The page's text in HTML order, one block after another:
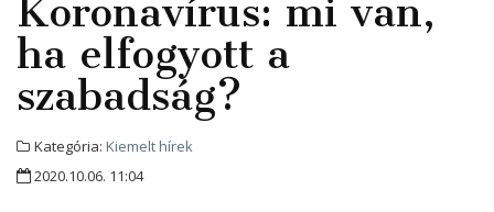
Koronavírus: mi van,
ha elfogyott a
szabadság?
Kategória: Kiemelt hírek
2020.10.06. 11:04